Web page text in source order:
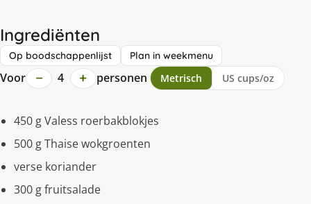
Ingrediënten
Op boodschappenlijst Plan in weekmenu
Voor − 4 + personen Metrisch US cups/oz
450 g Valess roerbakblokjes
500 g Thaise wokgroenten
verse koriander
300 g fruitsalade